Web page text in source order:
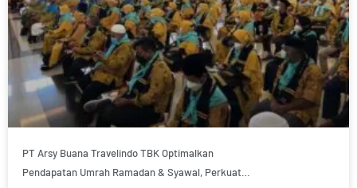
PT Arsy Buana Travelindo TBK Optimalkan
Pendapatan Umrah Ramadan & Syawal, Perkuat